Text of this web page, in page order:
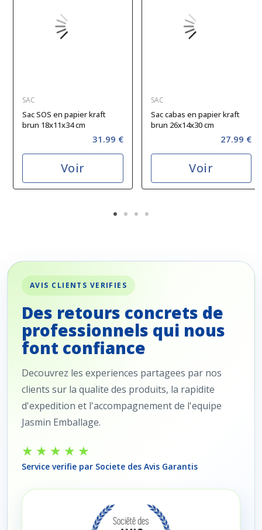
SAC
Sac SOS en papier kraft
brun 18x11x34 cm
31.99 €
Voir
SAC
Sac cabas en papier kraft
brun 26x14x30 cm
27.99 €
Voir
AVIS CLIENTS VERIFIES
Des retours concrets de
professionnels qui nous
font confiance
Decouvrez les experiences partagees par nos
clients sur la qualite des produits, la rapidite
d'expedition et l'accompagnement de l'equipe
Jasmin Emballage.
★★★★★
Service verifie par Societe des Avis Garantis